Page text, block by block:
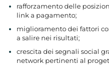
rafforzamento delle
link a pagamento;
miglioramento dei fattori
a salire nei risultati;
crescita dei segnali social
network pertinenti al